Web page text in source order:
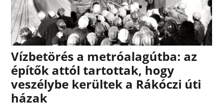
Vízbetörés a metróalagútba: az
építők attól tartottak, hogy
veszélybe kerültek a Rákóczi úti
házak